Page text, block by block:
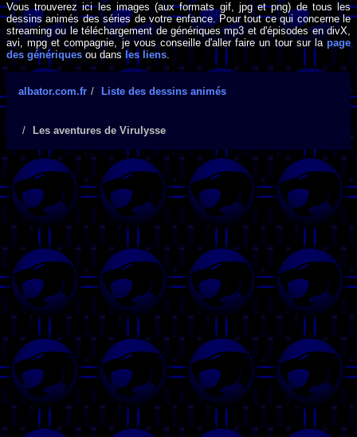
Vous trouverez ici les images (aux formats gif, jpg et png) de tous les
dessins animés des séries de votre enfance. Pour tout ce qui concerne le
streaming ou le téléchargement de génériques mp3 et d'épisodes en divX,
avi, mpg et compagnie, je vous conseille d'aller faire un tour sur lapage
des génériques ou dans les liens.
albator.com.fr Liste des dessins animés
Les aventures de Virulysse